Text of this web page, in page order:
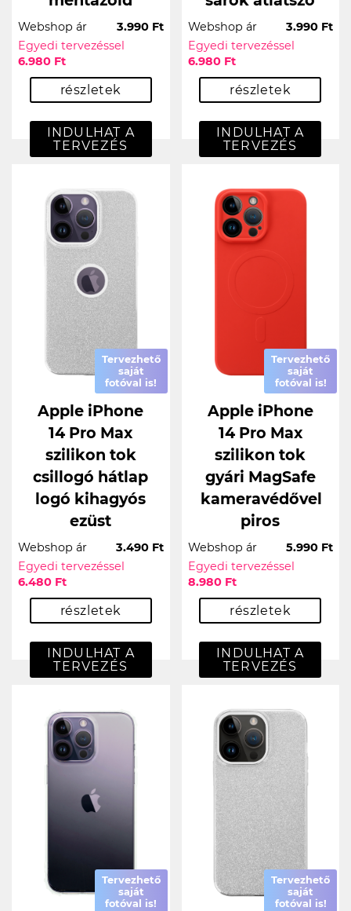
Webshop ár
3.990 Ft
Egyedi tervezéssel
6.980 Ft
részletek
INDULHAT A
TERVEZÉS
Webshop ár
3.990 Ft
Egyedi tervezéssel
6.980 Ft
részletek
INDULHAT A
TERVEZÉS
Tervezhető
saját
fotóval is!
Apple iPhone
14 Pro Max
szilikon tok
csillogó hátlap
logó kihagyós
ezüst
Webshop ár
3.490 Ft
Egyedi tervezéssel
6.480 Ft
részletek
INDULHAT A
TERVEZÉS
Tervezhető
saját
fotóval is!
Apple iPhone
14 Pro Max
szilikon tok
gyári MagSafe
kameravédővel
piros
Webshop ár
5.990 Ft
Egyedi tervezéssel
8.980 Ft
részletek
INDULHAT A
TERVEZÉS
Tervezhető
saját
fotóval is!
Tervezhető
saját
fotóval is!